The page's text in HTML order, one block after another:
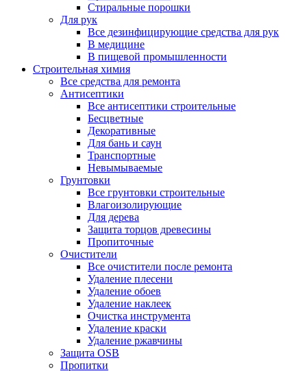
Стиральные порошки
Для рук
Все дезинфицирующие средства для рук
В медицине
В пищевой промышленности
Строительная химия
Все средства для ремонта
Антисептики
Все антисептики строительные
Бесцветные
Декоративные
Для бань и саун
Транспортные
Невымываемые
Грунтовки
Все грунтовки строительные
Влагоизолирующие
Для дерева
Защита торцов древесины
Пропиточные
Очистители
Все очистители после ремонта
Удаление плесени
Удаление обоев
Удаление наклеек
Очистка инструмента
Удаление краски
Удаление ржавчины
Защита OSB
Пропитки